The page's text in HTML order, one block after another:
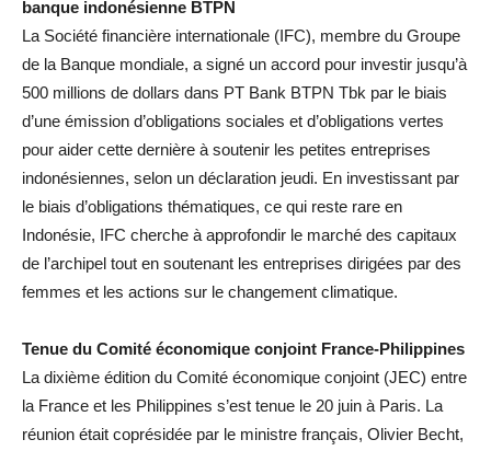
banque indonésienne BTPN
La Société financière internationale (IFC), membre du Groupe
de la Banque mondiale, a signé un accord pour investir jusqu’à
500 millions de dollars dans PT Bank BTPN Tbk par le biais
d’une émission d’obligations sociales et d’obligations vertes
pour aider cette dernière à soutenir les petites entreprises
indonésiennes, selon un déclaration jeudi. En investissant par
le biais d’obligations thématiques, ce qui reste rare en
Indonésie, IFC cherche à approfondir le marché des capitaux
de l’archipel tout en soutenant les entreprises dirigées par des
femmes et les actions sur le changement climatique.
Tenue du Comité économique conjoint France-Philippines
La dixième édition du Comité économique conjoint (JEC) entre
la France et les Philippines s’est tenue le 20 juin à Paris. La
réunion était coprésidée par le ministre français, Olivier Becht,